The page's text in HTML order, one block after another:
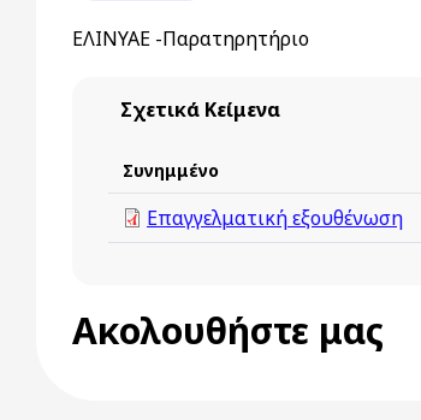
ΕΛΙΝΥΑΕ -Παρατηρητήριο
Σχετικά Κείμενα
Συνημμένο
Επαγγελματική εξουθένωση
Ακολουθήστε μας